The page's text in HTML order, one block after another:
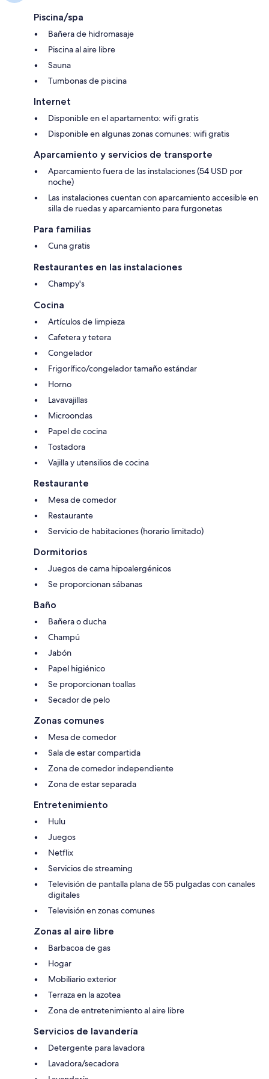
Piscina/spa
Bañera de hidromasaje
Piscina al aire libre
Sauna
Tumbonas de piscina
Internet
Disponible en el apartamento: wifi gratis
Disponible en algunas zonas comunes: wifi gratis
Aparcamiento y servicios de transporte
Aparcamiento fuera de las instalaciones (54 USD por
noche)
Las instalaciones cuentan con aparcamiento accesible en
silla de ruedas y aparcamiento para furgonetas
Para familias
Cuna gratis
Restaurantes en las instalaciones
Champy's
Cocina
Artículos de limpieza
Cafetera y tetera
Congelador
Frigorífico/congelador tamaño estándar
Horno
Lavavajillas
Microondas
Papel de cocina
Tostadora
Vajilla y utensilios de cocina
Restaurante
Mesa de comedor
Restaurante
Servicio de habitaciones (horario limitado)
Dormitorios
Juegos de cama hipoalergénicos
Se proporcionan sábanas
Baño
Bañera o ducha
Champú
Jabón
Papel higiénico
Se proporcionan toallas
Secador de pelo
Zonas comunes
Mesa de comedor
Sala de estar compartida
Zona de comedor independiente
Zona de estar separada
Entretenimiento
Hulu
Juegos
Netflix
Servicios de streaming
Televisión de pantalla plana de 55 pulgadas con canales
digitales
Televisión en zonas comunes
Zonas al aire libre
Barbacoa de gas
Hogar
Mobiliario exterior
Terraza en la azotea
Zona de entretenimiento al aire libre
Servicios de lavandería
Detergente para lavadora
Lavadora/secadora